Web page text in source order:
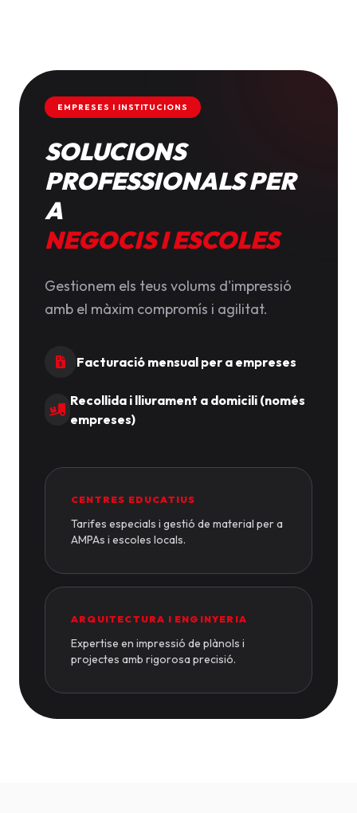
EMPRESES I INSTITUCIONS
SOLUCIONS
PROFESSIONALS PER
A
NEGOCIS I ESCOLES
Gestionem els teus volums d'impressió
amb el màxim compromís i agilitat.
Facturació mensual per a empreses
Recollida i lliurament a domicili (només
empreses)
CENTRES EDUCATIUS
Tarifes especials i gestió de material per a
AMPAs i escoles locals.
ARQUITECTURA I ENGINYERIA
Expertise en impressió de plànols i
projectes amb rigorosa precisió.